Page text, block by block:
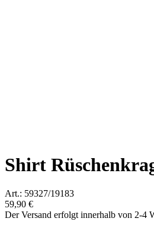
Shirt
Art.: 59327/19183
59,90 €
Der Versand erfolgt innerhalb von 2-4